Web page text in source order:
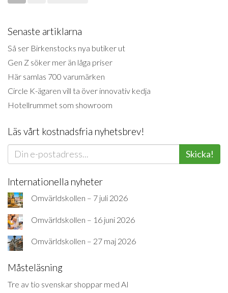
Senaste artiklarna
Så ser Birkenstocks nya butiker ut
Gen Z söker mer än låga priser
Här samlas 700 varumärken
Circle K-ägaren vill ta över innovativ kedja
Hotellrummet som showroom
Läs vårt kostnadsfria nyhetsbrev!
Skicka!
Internationella nyheter
Omvärldskollen – 7 juli 2026
Omvärldskollen – 16 juni 2026
Omvärldskollen – 27 maj 2026
Måsteläsning
Tre av tio svenskar shoppar med AI